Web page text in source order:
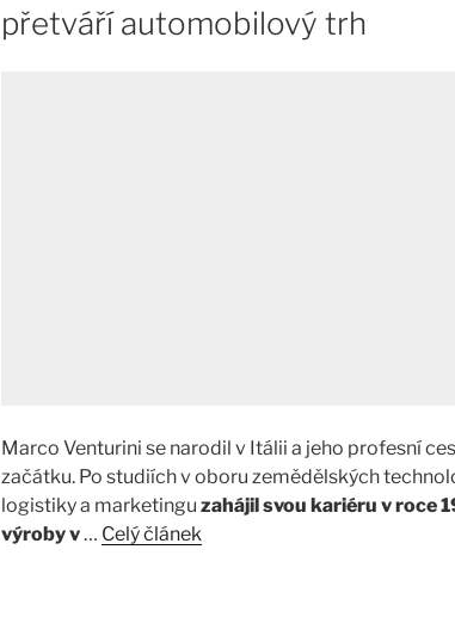
přetváří automobilový trh
Marco Venturini se narodil v Itálii a jeho profesní
začátku. Po studiích v oboru zemědělských
logistiky a marketingu zahájil svou kariéru v roce
výroby v… Celý článek